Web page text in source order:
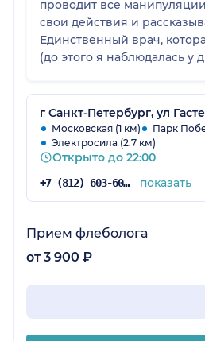
проводит все
свои действия и
Единственный врач,
(до этого я наблюдалась у
Провели лечение, перед
беременности. В беременность не было
никаких проблем. Однозначно я еще
вернусь!
г Санкт-Петербург, ул
Московская (1 км)
Парк
Электросила (2.7 км)
Открыто до 22:00
+7 (812) 603-60-42 показать
Прием флеболога
от 3 900 ₽